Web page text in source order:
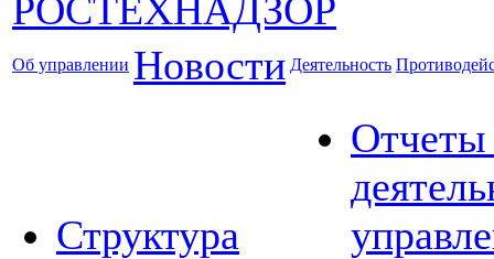
Об управлении Новости Деятельность
Структура
Отчеты